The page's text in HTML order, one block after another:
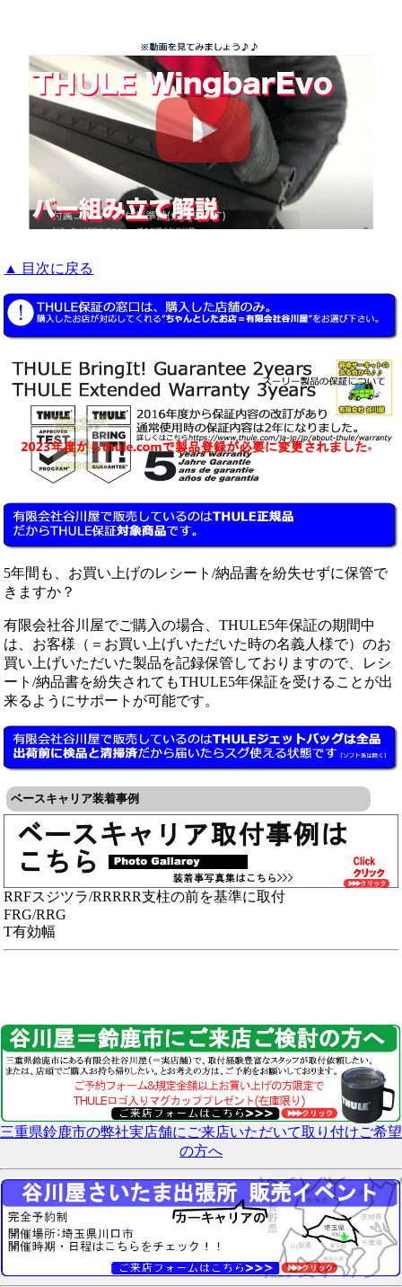
▲ 目次に戻る
5年間も、お買い上げのレシート/納品書を紛失せずに保管で
きますか？
有限会社谷川屋でご購入の場合、THULE5年保証の期間中
は、お客様（＝お買い上げいただいた時の名義人様で）のお
買い上げいただいた製品を記録保管しておりますので、レシ
ート/納品書を紛失されてもTHULE5年保証を受けることが出
来るようにサポートが可能です。
ベースキャリア装着事例
RRFスジツラ/RRRRR支柱の前を基準に取付
FRG/RRG
T有効幅
三重県鈴鹿市の弊社実店舗にご来店いただいて取り付けご希望
の方へ